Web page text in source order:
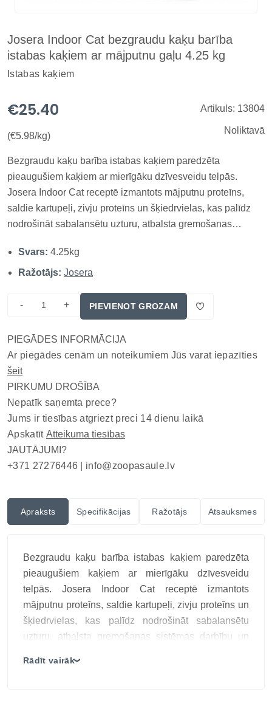
Josera Indoor Cat bezgraudu kaķu barība
istabas kaķiem ar mājputnu gaļu 4.25 kg
Istabas kaķiem
€25.40
(€5.98/kg)
Artikuls: 13804
Noliktavā
Bezgraudu kaķu barība istabas kaķiem paredzēta
pieaugušiem kaķiem ar mierīgāku dzīvesveidu telpās.
Josera Indoor Cat receptē izmantots mājputnu proteīns,
saldie kartupeļi, zivju proteīns un šķiedrvielas, kas palīdz
nodrošināt sabalansētu uzturu, atbalsta gremošanas
ikdienā. Josera Indoor Cat ir super premium klases kaķu
barība istabas kaķie...
Svars: 4.25kg
Ražotājs: Josera
- + PIEVIENOT GROZAM
PIEGĀDES INFORMĀCIJA
Ar piegādes cenām un noteikumiem Jūs varat iepazīties
šeit
PIRKUMU DROŠĪBA
Nepatīk saņemta prece?
Jums ir tiesības atgriezt preci 14 dienu laikā
Apskatīt Atteikuma tiesības
JAUTĀJUMI?
+371 27276446 | info@zoopasaule.lv
Apraksts Specifikācijas Ražotājs Atsauksmes
Bezgraudu kaķu barība istabas kaķiem paredzēta
pieaugušiem kaķiem ar mierīgāku dzīvesveidu
telpās. Josera Indoor Cat receptē izmantots
mājputnu proteīns, saldie kartupeļi, zivju proteīns un
šķiedrvielas, kas palīdz nodrošināt sabalansētu
uzturu, atbalsta gremošanas sistēmas darbību un
Rādīt vairāk❯